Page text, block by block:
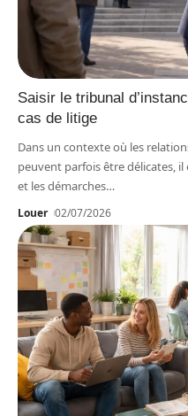
Saisir le tribunal
cas de litige
Dans un contexte où les
peuvent parfois être délicates,
et les démarches…
Louer 02/07/2026